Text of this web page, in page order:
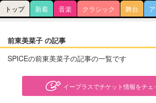
トップ 新着 音楽 クラシック 舞台
前東美菜子 の記事
SPICEの前東美菜子の記事の一覧です
イープラスでチケット情報をチェ